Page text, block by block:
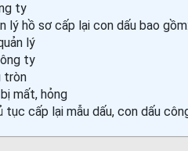
ty
lý hồ sơ cấp lại con dấu bao
lý
ty
tròn
mất, hỏng
tục cấp lại mẫu dấu, con dấu